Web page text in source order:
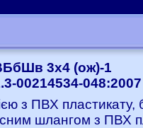
3x4 (ож)-1
00214534-048:2007
з ПВХ
шлангом з ПВХ